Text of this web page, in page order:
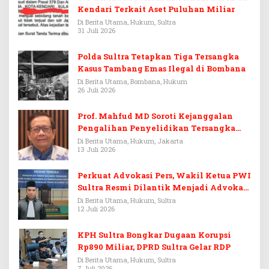
Kendari Terkait Aset Puluhan Miliar
Di Berita Utama, Hukum, Sultra
31 Juli 2026
Polda Sultra Tetapkan Tiga Tersangka
Kasus Tambang Emas Ilegal di Bombana
Di Berita Utama, Bombana, Hukum
26 Juli 2026
Prof. Mahfud MD Soroti Kejanggalan
Pengalihan Penyelidikan Tersangka
Febrie Adriansyah
Di Berita Utama, Hukum, Jakarta
13 Juli 2026
Perkuat Advokasi Pers, Wakil Ketua PWI
Sultra Resmi Dilantik Menjadi Advokat
PERADI
Di Berita Utama, Hukum, Sultra
12 Juli 2026
KPH Sultra Bongkar Dugaan Korupsi
Rp890 Miliar, DPRD Sultra Gelar RDP
Di Berita Utama, Hukum, Sultra